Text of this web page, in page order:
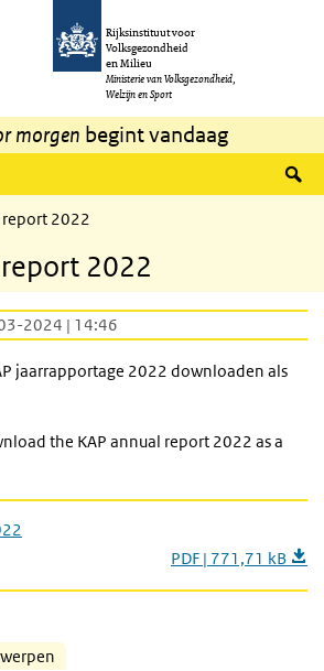
gaan
Rijksinstituut voor
Volksgezondheid
en Milieu
Ministerie van Volksgezondheid,
Welzijn en Sport
morgen begint vandaag
report 2022
2022
2024 | 14:46
jaarrapportage 2022 downloaden als
the KAP annual report 2022 as a
PDF | 771,71 kB